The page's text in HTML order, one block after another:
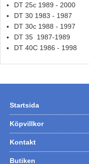
Calix - Packline - Takboxar
Thule - Lasthållare
DT 25c 1989 - 2000
DT 30 1983 - 1987
DT 30c 1988 - 1997
DT 35 1987-1989
DT 40C 1986 - 1998
Startsida
Köpvillkor
Kontakt
Butiken